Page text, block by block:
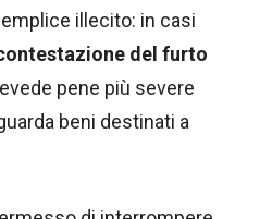
illecito: in casi
del furto
pene più severe
beni destinati a